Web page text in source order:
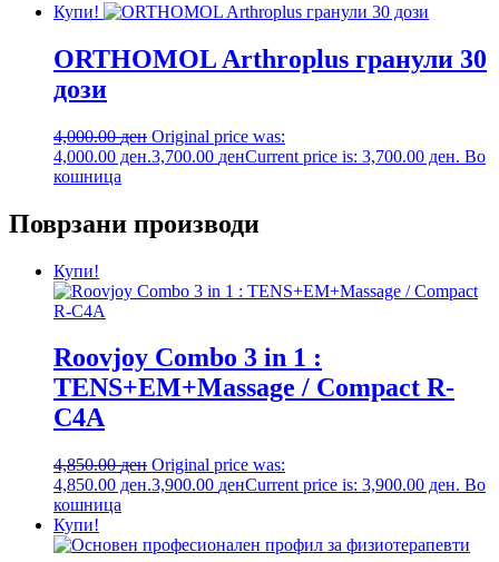
Купи!
ORTHOMOL Arthroplus гранули 30
дози
4,000.00ден Original price was:
4,000.00 ден.3,700.00 денCurrent price is: 3,700.00 ден. Во
кошница
Поврзани производи
Купи!
Roovjoy Combo 3 in 1 :
TENS+EM+Massage / Compact R-
C4A
4,850.00ден Original price was:
4,850.00 ден.3,900.00 денCurrent price is: 3,900.00 ден. Во
кошница
Купи!